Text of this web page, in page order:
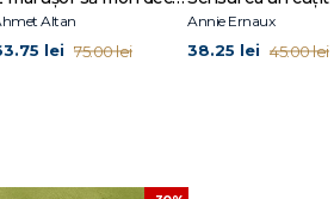
M. R. Foo Kune și Sinéad Unsworth
S. Yard și Stephen R. McCutcheon
Altan
lei 75.00 lei
Annie Ernaux
38.25 lei 45.00 lei